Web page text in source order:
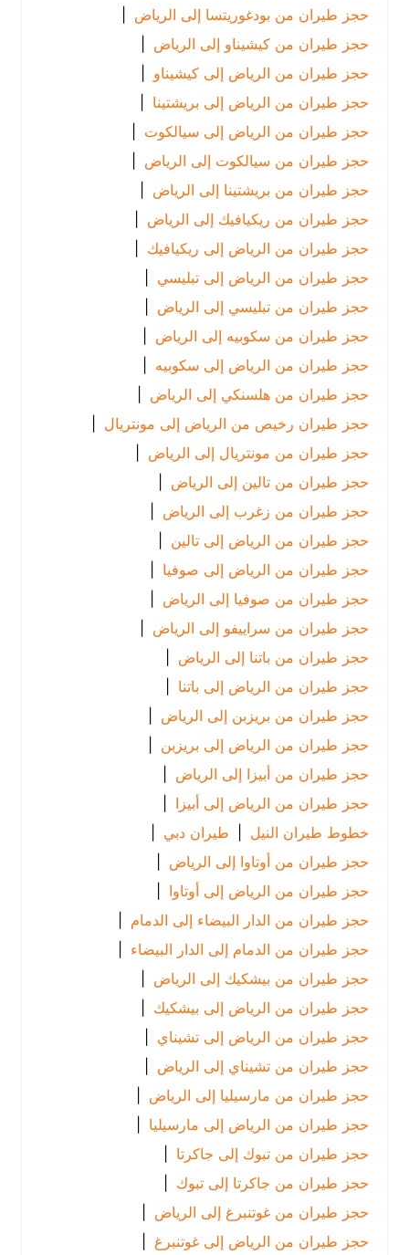
حجز طيران من بودغوريتسا إلى الرياض
|
حجز طيران من كيشيناو إلى الرياض
|
حجز طيران من الرياض إلى كيشيناو |
حجز طيران من الرياض إلى بريشتينا |
حجز طيران من الرياض إلى سيالكوت |
حجز طيران من سيالكوت إلى الرياض
|
حجز طيران من بريشتينا إلى الرياض
|
حجز طيران من ريكيافيك إلى الرياض
|
حجز طيران من الرياض إلى ريكيافيك |
حجز طيران من الرياض إلى تبليسي |
حجز طيران من تبليسي إلى الرياض
|
حجز طيران من سكوبيه إلى الرياض
|
حجز طيران من الرياض إلى سكوبيه |
حجز طيران من هلسنكي إلى الرياض
|
حجز طيران رخيص من الرياض إلى مونتريال |
حجز طيران من مونتريال إلى الرياض
|
حجز طيران من تالين إلى الرياض
|
حجز طيران من زغرب إلى الرياض
|
حجز طيران من الرياض إلى تالين
|
حجز طيران من الرياض إلى صوفيا
|
حجز طيران من صوفيا إلى الرياض
|
حجز طيران من سراييفو إلى الرياض
|
حجز طيران من باتنا إلى الرياض
|
حجز طيران من الرياض إلى باتنا |
حجز طيران من بريزبن إلى الرياض
|
حجز طيران من الرياض إلى بريزبن |
حجز طيران من أبيزا إلى الرياض
|
حجز طيران من الرياض إلى أبيزا
خطوط طيران النيل | طيران دبي |
حجز طيران من أوتاوا إلى الرياض
|
حجز طيران من الرياض إلى أوتاوا |
حجز طيران من الدار البيضاء إلى الدمام
|
حجز طيران من الدمام إلى الدار البيضاء |
حجز طيران من بيشكيك إلى الرياض
|
حجز طيران من الرياض إلى بيشكيك |
حجز طيران من الرياض إلى تشيناي |
حجز طيران من تشيناي إلى الرياض
|
حجز طيران من مارسيليا إلى الرياض
|
حجز طيران من الرياض إلى مارسيليا |
حجز طيران من تبوك إلى جاكرتا
|
حجز طيران من جاكرتا إلى تبوك
|
حجز طيران من غوتنبرغ إلى الرياض
|
حجز طيران من الرياض إلى غوتنبرغ |